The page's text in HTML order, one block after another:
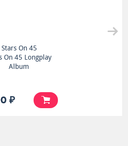
Stars On 45
On 45 Longplay
Album
₽